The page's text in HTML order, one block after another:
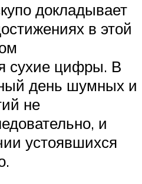
докладывает
в этой
сухие цифры. В
день шумных и
не
и
устоявшихся